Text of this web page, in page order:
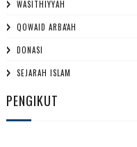
WASITHIYYAH
QOWAID ARBA'AH
DONASI
SEJARAH ISLAM
PENGIKUT